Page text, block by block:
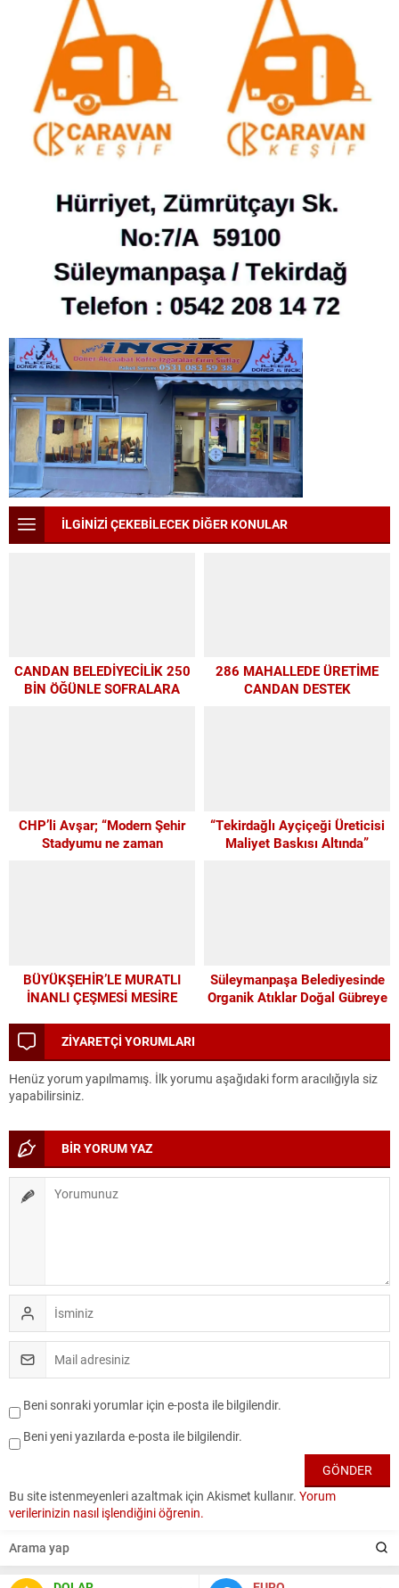
İLGİNİZİ ÇEKEBİLECEK DİĞER KONULAR
CANDAN BELEDİYECİLİK 250
BİN ÖĞÜNLE SOFRALARA
286 MAHALLEDE ÜRETİME
CANDAN DESTEK
CHP’li Avşar; “Modern Şehir
Stadyumu ne zaman
“Tekirdağlı Ayçiçeği Üreticisi
Maliyet Baskısı Altında”
BÜYÜKŞEHİR’LE MURATLI
İNANLI ÇEŞMESİ MESİRE
DÖNÜŞÜM
Süleymanpaşa Belediyesinde
Organik Atıklar Doğal Gübreye
ZİYARETÇİ YORUMLARI
Henüz yorum yapılmamış. İlk yorumu aşağıdaki form aracılığıyla siz
yapabilirsiniz.
BİR YORUM YAZ
Beni sonraki yorumlar için e-posta ile bilgilendir.
Beni yeni yazılarda e-posta ile bilgilendir.
Bu site istenmeyenleri azaltmak için Akismet kullanır. Yorum
verilerinizin nasıl işlendiğini öğrenin.